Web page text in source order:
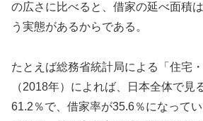
の広さに比べると、借家の延べ面積
う実態があるからである。
たとえば総務省統計局による「住宅
（2018年）によれば、日本全体で見
61.2％で、借家率が35.6％になって